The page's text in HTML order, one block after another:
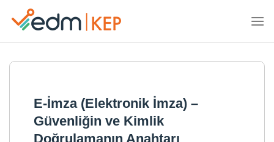
İçeriğe
atla
E-İmza (Elektronik İmza) –
Güvenliğin ve Kimlik
Doğrulamanın Anahtarı